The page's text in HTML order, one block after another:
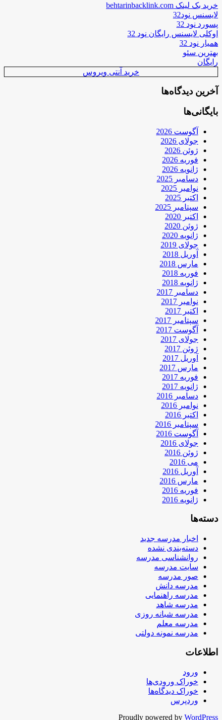
خرید بک لینک behtarinbacklink.com
لایسنس نود32
پسورد نود 32
اوکلی لایسنس رایگان نود 32
همیار نود 32
بهترین سئو
رایگان
خرید آنتی ویروس
آخرین دیدگاه‌ها
بایگانی‌ها
آگوست 2026
جولای 2026
ژوئن 2026
فوریه 2026
ژانویه 2026
دسامبر 2025
نوامبر 2025
اکتبر 2025
سپتامبر 2025
اکتبر 2020
ژوئن 2020
ژانویه 2020
جولای 2019
آوریل 2018
مارس 2018
فوریه 2018
ژانویه 2018
دسامبر 2017
نوامبر 2017
اکتبر 2017
سپتامبر 2017
آگوست 2017
جولای 2017
ژوئن 2017
آوریل 2017
مارس 2017
فوریه 2017
ژانویه 2017
دسامبر 2016
نوامبر 2016
اکتبر 2016
سپتامبر 2016
آگوست 2016
جولای 2016
ژوئن 2016
می 2016
آوریل 2016
مارس 2016
فوریه 2016
ژانویه 2016
دسته‌ها
اخبار مدرسه جدید
دسته‌بندی نشده
روانشناسی مدرسه
سایت مدرسه
صور مدرسه
مدرسه دانش
مدرسه راهنمایی
مدرسه شاهد
مدرسه شبانه روزی
مدرسه معلم
مدرسه نمونه دولتی
اطلاعات
ورود
خوراک ورودی‌ها
خوراک دیدگاه‌ها
وردپرس
Proudly powered by WordPress